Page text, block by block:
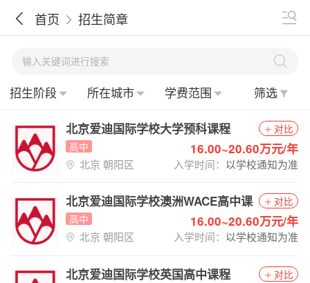
首页 招生简章
招生阶段 所在城市 学费范围 筛选
北京爱迪国际学校大学预科课程
高中
北京 朝阳区 入学时间： 以学校通知为准
对比
16.00~20.60万元/年
北京爱迪国际学校澳洲WACE高中课
程
高中
北京 朝阳区 入学时间： 以学校通知为准
对比
16.00~20.60万元/年
北京爱迪国际学校英国高中课程 对比